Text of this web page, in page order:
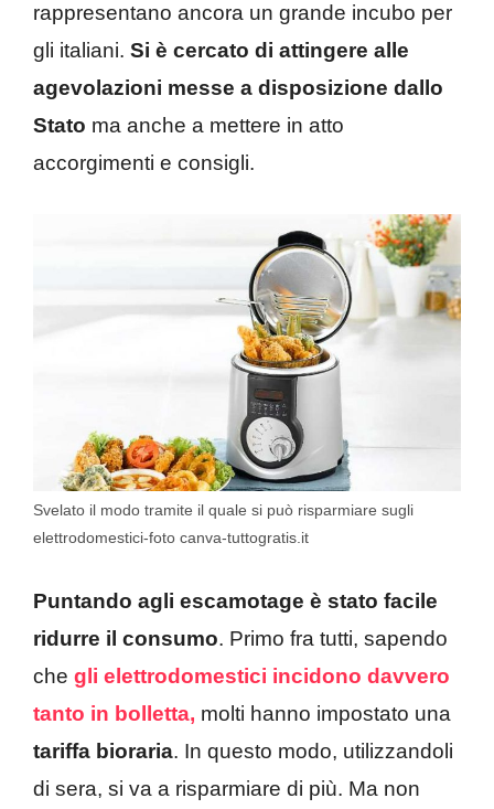
rappresentano ancora un grande incubo per
gli italiani. Si è cercato di attingere alle
agevolazioni messe a disposizione dallo
Stato ma anche a mettere in atto
accorgimenti e consigli.
Svelato il modo tramite il quale si può risparmiare sugli
elettrodomestici-foto canva-tuttogratis.it
Puntando agli escamotage è stato facile
ridurre il consumo. Primo fra tutti, sapendo
che gli elettrodomestici incidono davvero
tanto in bolletta, molti hanno impostato una
tariffa bioraria. In questo modo, utilizzandoli
di sera, si va a risparmiare di più. Ma non